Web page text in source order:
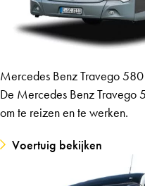
Mercedes Benz Travego 580
De Mercedes Benz Travego
om te reizen en te werken.
Voertuig bekijken